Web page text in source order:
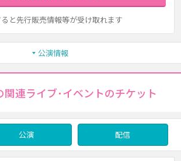
と先行販売情報等が受け取れます
公演情報
連ライブ･イベントのチケット
公演 配信